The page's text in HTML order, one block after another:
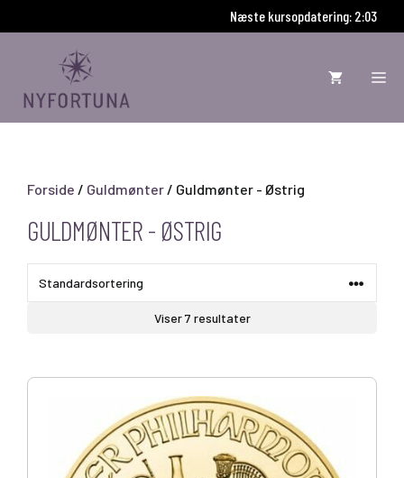
til
Næste kursopdatering: 2:02
Forside / Guldmønter / Guldmønter - Østrig
GULDMØNTER - ØSTRIG
Viser 7 resultater